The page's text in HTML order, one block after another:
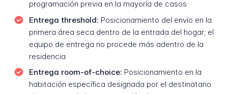
programación previa en la mayoría de casos
Entrega threshold: Posicionamiento del envío en la
primera área seca dentro de la entrada del hogar; el
equipo de entrega no procede más adentro de la
residencia
Entrega room-of-choice: Posicionamiento en la
habitación específica designada por el destinatario